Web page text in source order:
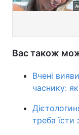
Вас також
Вчені
часнику:
треба їсти